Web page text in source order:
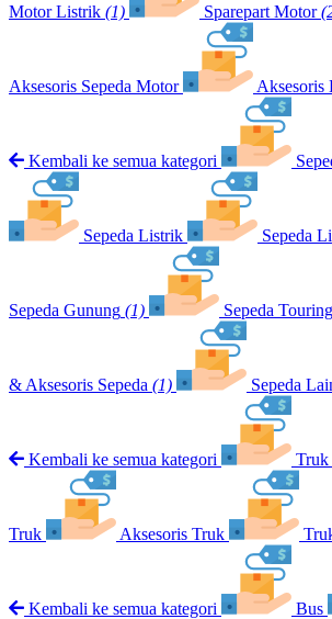
Motor Listrik (1) Sparepart Motor
Aksesoris Sepeda Motor Aksesoris
Kembali ke semua kategori
Sepeda Listrik Sepeda
Sepeda Gunung (1) Sepeda Touring
& Aksesoris Sepeda (1) Sepeda
Kembali ke semua kategori Truk
Truk Aksesoris Truk
Kembali ke semua kategori Bus